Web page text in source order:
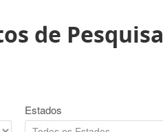
de Pesquisa
Estados